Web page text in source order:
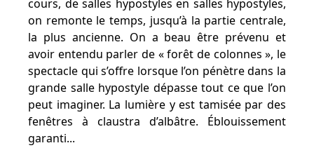
cours, de salles hypostyles en salles hypostyles,
on remonte le temps, jusqu’à la partie centrale,
la plus ancienne. On a beau être prévenu et
avoir entendu parler de « forêt de colonnes », le
spectacle qui s’offre lorsque l’on pénètre dans la
grande salle hypostyle dépasse tout ce que l’on
peut imaginer. La lumière y est tamisée par des
fenêtres à claustra d’albâtre. Éblouissement
garanti...